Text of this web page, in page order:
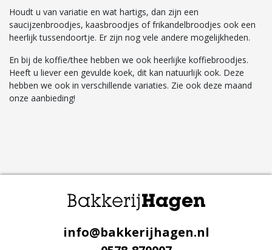
Houdt u van variatie en wat hartigs, dan zijn een
saucijzenbroodjes, kaasbroodjes of frikandelbroodjes ook een
heerlijk tussendoortje. Er zijn nog vele andere mogelijkheden.
En bij de koffie/thee hebben we ook heerlijke koffiebroodjes.
Heeft u liever een gevulde koek, dit kan natuurlijk ook. Deze
hebben we ook in verschillende variaties. Zie ook deze maand
onze aanbieding!
info@bakkerijhagen.nl